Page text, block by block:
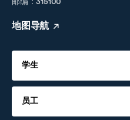
邮编：315100
地图导航
学生
员工